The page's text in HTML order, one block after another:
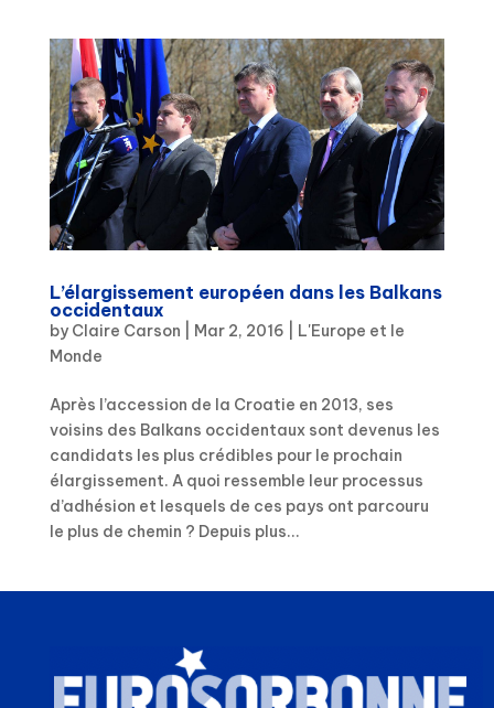
L’élargissement européen dans les Balkans
occidentaux
by Claire Carson Mar 2, 2016
L'Europe et le
Monde
Après l’accession de la Croatie en 2013, ses
voisins des Balkans occidentaux sont devenus les
candidats les plus crédibles pour le prochain
élargissement. A quoi ressemble leur processus
d’adhésion et lesquels de ces pays ont parcouru
le plus de chemin ? Depuis plus...